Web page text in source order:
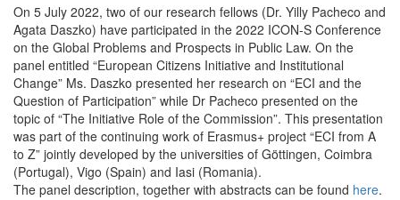
On 5 July 2022, two of our research fellows (Dr. Yilly Pacheco and
Agata Daszko) have participated in the 2022 ICON-S Conference
on the Global Problems and Prospects in Public Law. On the
panel entitled “European Citizens Initiative and Institutional
Change” Ms. Daszko presented her research on “ECI and the
Question of Participation” while Dr Pacheco presented on the
topic of “The Initiative Role of the Commission”. This presentation
was part of the continuing work of Erasmus+ project “ECI from A
to Z” jointly developed by the universities of Göttingen, Coimbra
(Portugal), Vigo (Spain) and Iasi (Romania).
The panel description, together with abstracts can be found here.